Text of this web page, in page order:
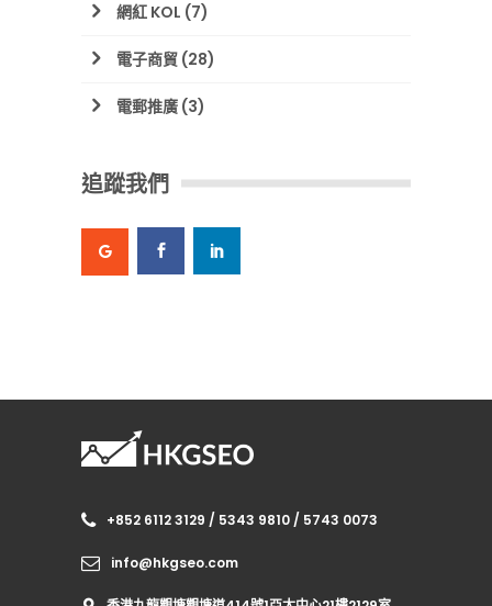
網紅 KOL (7)
電子商貿 (28)
電郵推廣 (3)
追蹤我們
+852 6112 3129 / 5343 9810 / 5743 0073
info@hkgseo.com